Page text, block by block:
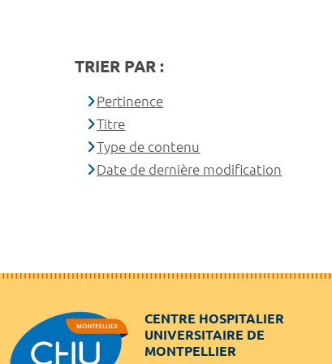
TRIER PAR :
Pertinence
Titre
Type de contenu
Date de dernière modification
CENTRE HOSPITALIER
UNIVERSITAIRE DE
MONTPELLIER